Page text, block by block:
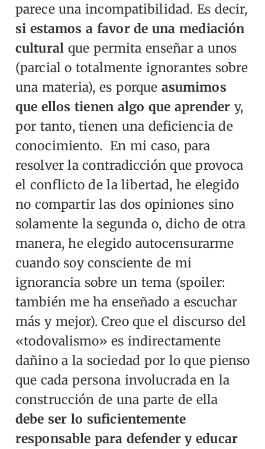
parece una incompatibilidad. Es decir,
si estamos a favor de una mediación
culturalque permita enseñar a unos
(parcial o totalmente ignorantes sobre
una materia), es porque asumimos
que ellos tienen algo que aprender y,
por tanto, tienen una deficiencia de
conocimiento. En mi caso, para
resolver la contradicción que provoca
el conflicto de la libertad, he elegido
no compartir las dos opiniones sino
solamente la segunda o, dicho de otra
manera, he elegido autocensurarme
cuando soy consciente de mi
ignorancia sobre un tema (spoiler:
también me ha enseñado a escuchar
más y mejor). Creo que el discurso del
«todovalismo» es indirectamente
dañino a la sociedad por lo que pienso
que cada persona involucrada en la
construcción de una parte de ella
debe ser lo suficientemente
responsable para defender y educar